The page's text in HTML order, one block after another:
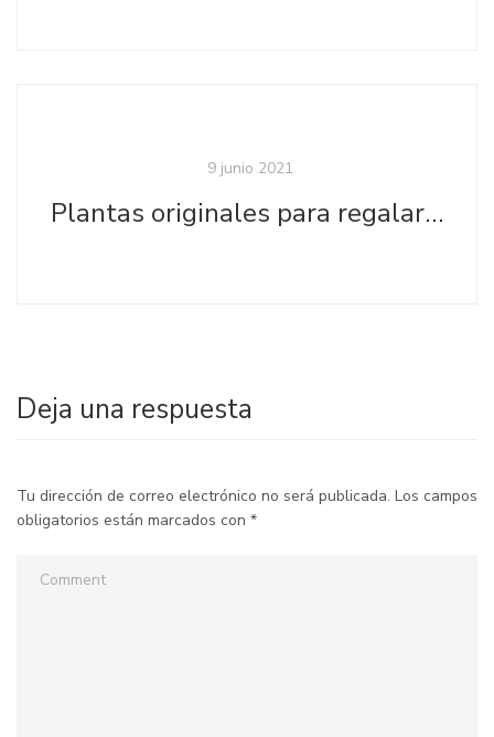
9 junio 2021
Plantas originales para regalar el día del Padre
Deja una respuesta
Tu dirección de correo electrónico no será publicada. Los campos
obligatorios están marcados con *